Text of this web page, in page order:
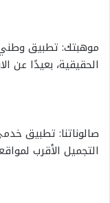
موهبتك: تطبيق وطني
الحقيقية، بعيدًا عن
صالوناتنا: تطبيق
التجميل الأقرب